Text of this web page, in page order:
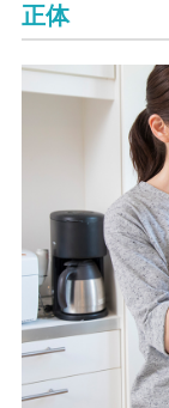
正体